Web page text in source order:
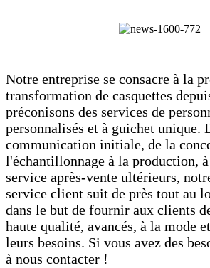
Notre entreprise se consacre à la
transformation de casquettes
préconisons des services de
personnalisés et à guichet unique.
communication initiale, de la
l'échantillonnage à la production,
service après-vente ultérieurs,
service client suit de près tout au
dans le but de fournir aux clients
haute qualité, avancés, à la mode
leurs besoins. Si vous avez des
à nous contacter !